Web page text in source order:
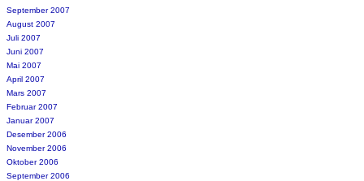
September 2007
August 2007
Juli 2007
Juni 2007
Mai 2007
April 2007
Mars 2007
Februar 2007
Januar 2007
Desember 2006
November 2006
Oktober 2006
September 2006